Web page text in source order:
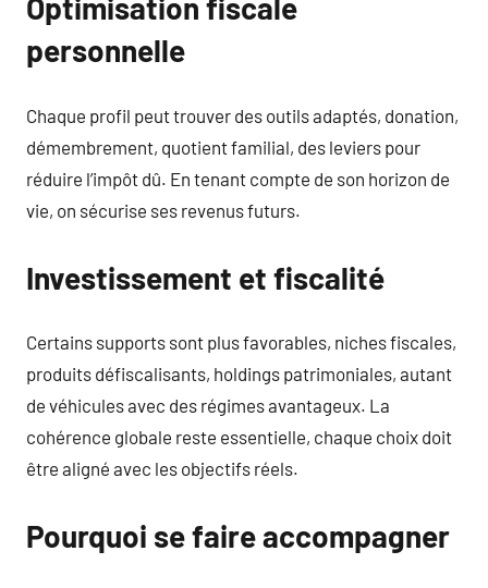
Optimisation fiscale
personnelle
Chaque profil peut trouver des outils adaptés, donation,
démembrement, quotient familial, des leviers pour
réduire l’impôt dû. En tenant compte de son horizon de
vie, on sécurise ses revenus futurs.
Investissement et fiscalité
Certains supports sont plus favorables, niches fiscales,
produits défiscalisants, holdings patrimoniales, autant
de véhicules avec des régimes avantageux. La
cohérence globale reste essentielle, chaque choix doit
être aligné avec les objectifs réels.
Pourquoi se faire accompagner